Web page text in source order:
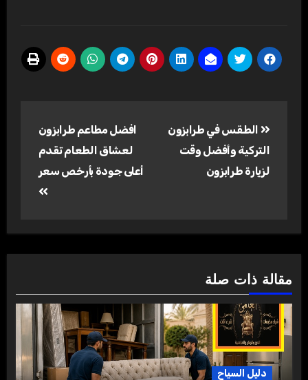
المقالات
الطقس في طرابزون
التركية وأفضل وقت
لزيارة طرابزون
افضل مطاعم طرابزون
لعشاق الطعام تقدم
أعلى جودة بأرخص سعر
مقالة ذات صلة
دليل السياح